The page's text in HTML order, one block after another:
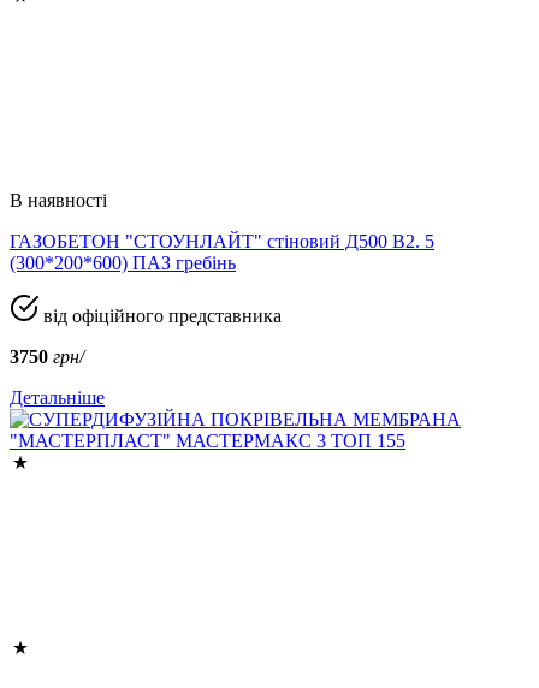
В наявності
ГАЗОБЕТОН "СТОУНЛАЙТ" стіновий Д500 В2. 5
(300*200*600) ПАЗ гребінь
від офіційного представника
3750 грн/
Детальніше